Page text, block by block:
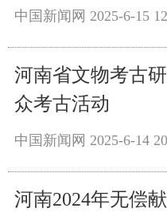
中国新闻网 2025-6-15
河南省文物考古
众考古活动
中国新闻网 2025-6-14
河南2024年无偿